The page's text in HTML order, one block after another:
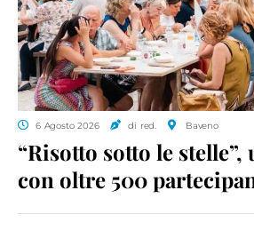
6 Agosto 2026 di red. Baveno
“Risotto sotto le stelle”,
con oltre 500